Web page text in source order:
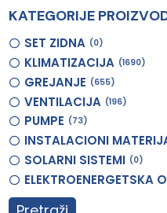
KATEGORIJE
SET ZIDNA 0
KLIMATIZACIJA 1690
GREJANJE 655
VENTILACIJA 196
PUMPE 73
INSTALACIONI
SOLARNI SISTEMI 0
ELEKTROENERGETSKA